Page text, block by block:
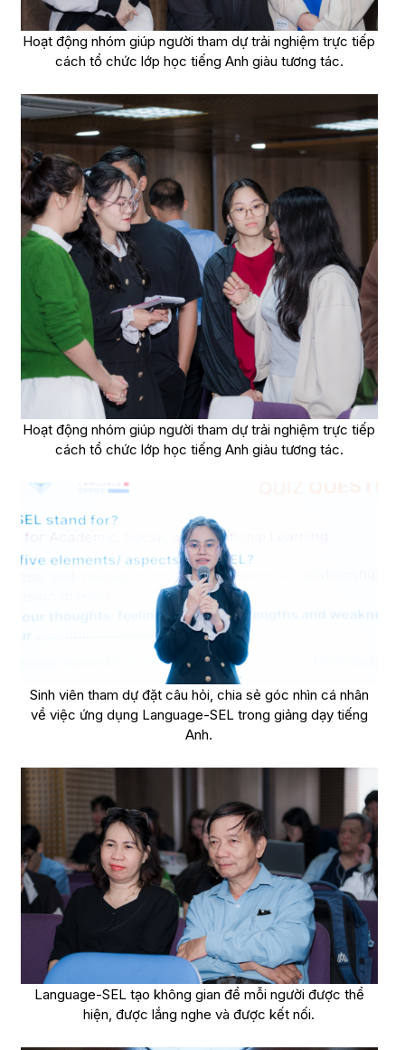
Hoạt động nhóm giúp người tham dự trải nghiệm trực tiếp
cách tổ chức lớp học tiếng Anh giàu tương tác.
Hoạt động nhóm giúp người tham dự trải nghiệm trực tiếp
cách tổ chức lớp học tiếng Anh giàu tương tác.
Sinh viên tham dự đặt câu hỏi, chia sẻ góc nhìn cá nhân
về việc ứng dụng Language-SEL trong giảng dạy tiếng
Anh.
Language-SEL tạo không gian để mỗi người được thể
hiện, được lắng nghe và được kết nối.